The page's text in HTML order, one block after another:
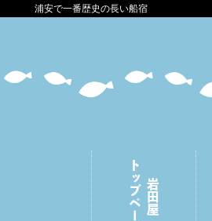
浦安で一番歴史の長い船宿
岩田屋
トップページ